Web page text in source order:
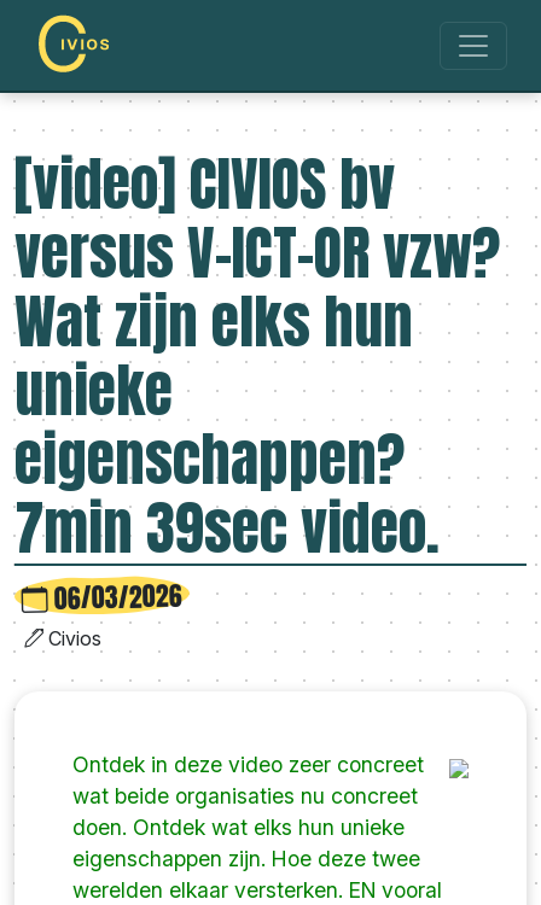
[video] CIVIOS bv
versus V-ICT-OR vzw?
Wat zijn elks hun
unieke
eigenschappen?
7min 39sec video.
06/03/2026
Civios
Ontdek in deze video zeer concreet
wat beide organisaties nu concreet
doen. Ontdek wat elks hun unieke
eigenschappen zijn. Hoe deze twee
werelden elkaar versterken. EN vooral